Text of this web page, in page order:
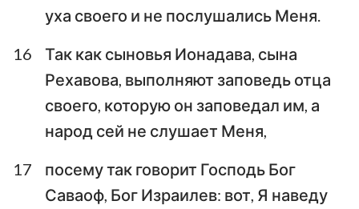
43
44 45 46 47 48
49
50
51 52
уха своего и не послушались Меня.
16
Так как сыновья Ионадава, сына
Рехавова, выполняют заповедь отца
своего, которую он заповедал им, а
народ сей не слушает Меня,
17
посему так говорит Господь Бог
Саваоф, Бог Израилев: вот, Я наведу